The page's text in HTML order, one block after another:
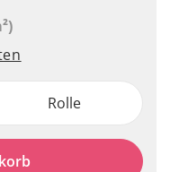
Rolle